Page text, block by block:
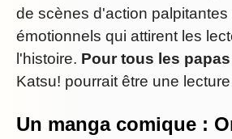
de scènes d'action palpitantes
émotionnels qui attirent les
l'histoire. Pour tous les
Katsu! pourrait être une
Un manga comique :